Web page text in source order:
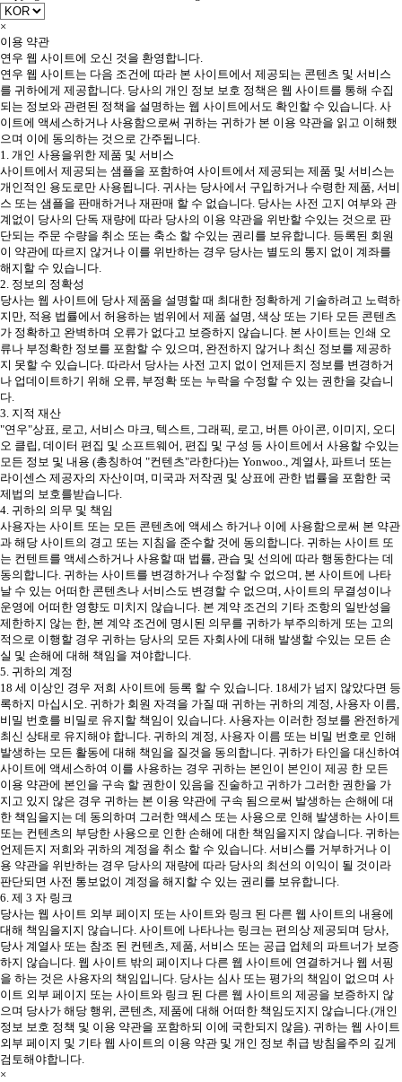
×
이용 약관
연우 웹 사이트에 오신 것을 환영합니다.
연우 웹 사이트는 다음 조건에 따라 본 사이트에서 제공되는 콘텐츠 및 서비스
를 귀하에게 제공합니다. 당사의 개인 정보 보호 정책은 웹 사이트를 통해 수집
되는 정보와 관련된 정책을 설명하는 웹 사이트에서도 확인할 수 있습니다. 사
이트에 액세스하거나 사용함으로써 귀하는 귀하가 본 이용 약관을 읽고 이해했
으며 이에 동의하는 것으로 간주됩니다.
1. 개인 사용을위한 제품 및 서비스
사이트에서 제공되는 샘플을 포함하여 사이트에서 제공되는 제품 및 서비스는
개인적인 용도로만 사용됩니다. 귀사는 당사에서 구입하거나 수령한 제품, 서비
스 또는 샘플을 판매하거나 재판매 할 수 없습니다. 당사는 사전 고지 여부와 관
계없이 당사의 단독 재량에 따라 당사의 이용 약관을 위반할 수있는 것으로 판
단되는 주문 수량을 취소 또는 축소 할 수있는 권리를 보유합니다. 등록된 회원
이 약관에 따르지 않거나 이를 위반하는 경우 당사는 별도의 통지 없이 계좌를
해지할 수 있습니다.
2. 정보의 정확성
당사는 웹 사이트에 당사 제품을 설명할 때 최대한 정확하게 기술하려고 노력하
지만, 적용 법률에서 허용하는 범위에서 제품 설명, 색상 또는 기타 모든 콘텐츠
가 정확하고 완벽하며 오류가 없다고 보증하지 않습니다. 본 사이트는 인쇄 오
류나 부정확한 정보를 포함할 수 있으며, 완전하지 않거나 최신 정보를 제공하
지 못할 수 있습니다. 따라서 당사는 사전 고지 없이 언제든지 정보를 변경하거
나 업데이트하기 위해 오류, 부정확 또는 누락을 수정할 수 있는 권한을 갖습니
다.
3. 지적 재산
"연우"상표, 로고, 서비스 마크, 텍스트, 그래픽, 로고, 버튼 아이콘, 이미지, 오디
오 클립, 데이터 편집 및 소프트웨어, 편집 및 구성 등 사이트에서 사용할 수있는
모든 정보 및 내용 (총칭하여 "컨텐츠"라한다)는 Yonwoo., 계열사, 파트너 또는
라이센스 제공자의 자산이며, 미국과 저작권 및 상표에 관한 법률을 포함한 국
제법의 보호를받습니다.
4. 귀하의 의무 및 책임
사용자는 사이트 또는 모든 콘텐츠에 액세스 하거나 이에 사용함으로써 본 약관
과 해당 사이트의 경고 또는 지침을 준수할 것에 동의합니다. 귀하는 사이트 또
는 컨텐트를 액세스하거나 사용할 때 법률, 관습 및 선의에 따라 행동한다는 데
동의합니다. 귀하는 사이트를 변경하거나 수정할 수 없으며, 본 사이트에 나타
날 수 있는 어떠한 콘텐츠나 서비스도 변경할 수 없으며, 사이트의 무결성이나
운영에 어떠한 영향도 미치지 않습니다. 본 계약 조건의 기타 조항의 일반성을
제한하지 않는 한, 본 계약 조건에 명시된 의무를 귀하가 부주의하게 또는 고의
적으로 이행할 경우 귀하는 당사의 모든 자회사에 대해 발생할 수있는 모든 손
실 및 손해에 대해 책임을 져야합니다.
5. 귀하의 계정
18 세 이상인 경우 저희 사이트에 등록 할 수 있습니다. 18세가 넘지 않았다면 등
록하지 마십시오. 귀하가 회원 자격을 가질 때 귀하는 귀하의 계정, 사용자 이름,
비밀 번호를 비밀로 유지할 책임이 있습니다. 사용자는 이러한 정보를 완전하게
최신 상태로 유지해야 합니다. 귀하의 계정, 사용자 이름 또는 비밀 번호로 인해
발생하는 모든 활동에 대해 책임을 질것을 동의합니다. 귀하가 타인을 대신하여
사이트에 액세스하여 이를 사용하는 경우 귀하는 본인이 본인이 제공 한 모든
이용 약관에 본인을 구속 할 권한이 있음을 진술하고 귀하가 그러한 권한을 가
지고 있지 않은 경우 귀하는 본 이용 약관에 구속 됨으로써 발생하는 손해에 대
한 책임을지는 데 동의하며 그러한 액세스 또는 사용으로 인해 발생하는 사이트
또는 컨텐츠의 부당한 사용으로 인한 손해에 대한 책임을지지 않습니다. 귀하는
언제든지 저희와 귀하의 계정을 취소 할 수 있습니다. 서비스를 거부하거나 이
용 약관을 위반하는 경우 당사의 재량에 따라 당사의 최선의 이익이 될 것이라
판단되면 사전 통보없이 계정을 해지할 수 있는 권리를 보유합니다.
6. 제 3 자 링크
당사는 웹 사이트 외부 페이지 또는 사이트와 링크 된 다른 웹 사이트의 내용에
대해 책임을지지 않습니다. 사이트에 나타나는 링크는 편의상 제공되며 당사,
당사 계열사 또는 참조 된 컨텐츠, 제품, 서비스 또는 공급 업체의 파트너가 보증
하지 않습니다. 웹 사이트 밖의 페이지나 다른 웹 사이트에 연결하거나 웹 서핑
을 하는 것은 사용자의 책임입니다. 당사는 심사 또는 평가의 책임이 없으며 사
이트 외부 페이지 또는 사이트와 링크 된 다른 웹 사이트의 제공을 보증하지 않
으며 당사가 해당 행위, 콘텐츠, 제품에 대해 어떠한 책임도지지 않습니다.(개인
정보 보호 정책 및 이용 약관을 포함하되 이에 국한되지 않음). 귀하는 웹 사이트
외부 페이지 및 기타 웹 사이트의 이용 약관 및 개인 정보 취급 방침을주의 깊게
검토해야합니다.
×